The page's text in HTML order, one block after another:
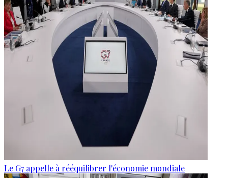
Le G7 appelle à rééquilibrer l'économie mondiale